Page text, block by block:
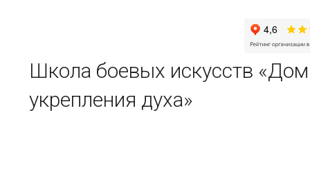
Школа боевых искусств «Дом
укрепления духа»